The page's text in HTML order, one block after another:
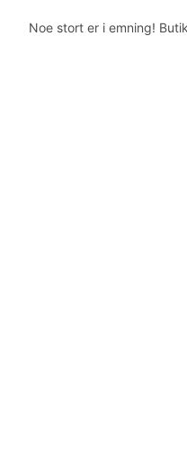
Noe stort er i emning!